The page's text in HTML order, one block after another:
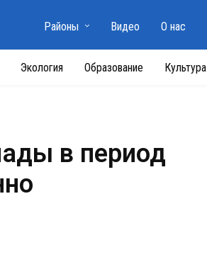
Экология Образование Культура
Районы Видео О нас
в период